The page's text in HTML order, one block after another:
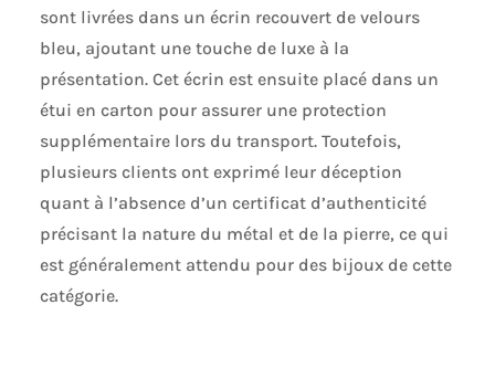
sont livrées dans un écrin recouvert de velours
bleu, ajoutant une touche de luxe à la
présentation. Cet écrin est ensuite placé dans un
étui en carton pour assurer une protection
supplémentaire lors du transport. Toutefois,
plusieurs clients ont exprimé leur déception
quant à l’absence d’un certificat d’authenticité
précisant la nature du métal et de la pierre, ce qui
est généralement attendu pour des bijoux de cette
catégorie.